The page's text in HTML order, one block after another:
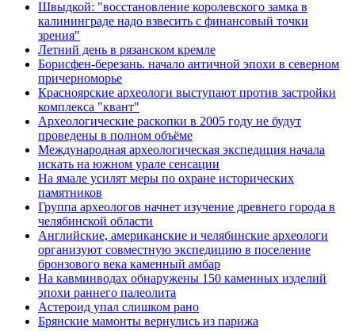
Швыдкой: "восстановление королевского замка в
калининграде надо взвесить с финансовый точки
зрения"
Летний день в рязанском кремле
Борисфен-березань. начало античной эпохи в северном
причерноморье
Красноярские археологи выступают против застройки
комплекса "квант"
Археологические раскопки в 2005 году не будут
проведены в полном объёме
Международная археологическая экспедиция начала
искать на южном урале сенсации
На ямале усилят меры по охране исторических
памятников
Группа археологов начнет изучение древнего города в
челябинской области
Английские, американские и челябинские археологи
организуют совместную экспедицию в поселение
бронзового века каменный амбар
На кавминводах обнаружены 150 каменных изделий
эпохи раннего палеолита
Астероид упал слишком рано
Брянские мамонты вернулись из парижа